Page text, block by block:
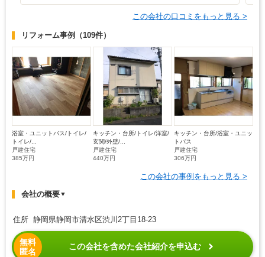
この会社の口コミをもっと見る >
リフォーム事例 （109件）
浴室・ユニットバス/トイレ/
トイレ/...
戸建住宅
385万円
キッチン・台所/トイレ/洋室/
玄関/外壁/...
戸建住宅
440万円
キッチン・台所/浴室・ユニッ
トバス
戸建住宅
306万円
この会社の事例をもっと見る >
会社の概要▼
住所 静岡県静岡市清水区渋川2丁目18-23
無料
匿名
この会社を含めた会社紹介を申込む